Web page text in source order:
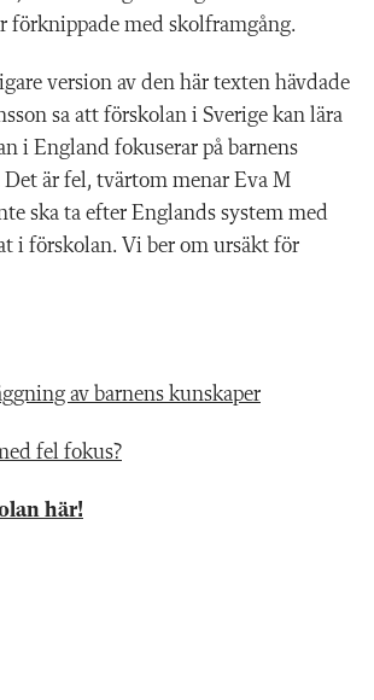
förknippade med skolframgång.
version av den här texten hävdade
sa att förskolan i Sverige kan lära
i England fokuserar på barnens
är fel, tvärtom menar Eva M
ska ta efter Englands system med
i förskolan. Vi ber om ursäkt för
av barnens kunskaper
fel fokus?
här!